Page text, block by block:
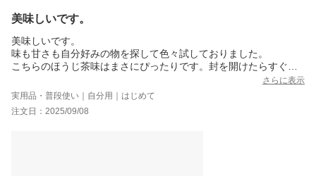
美味しいです。
美味しいです。
味も甘さも自分好みの物を探して色々試しておりました。
こちらのほうじ茶味はまさにぴったりです。封を開けたらすぐほ
うじ茶の香りがします。リピート確定ですが、機会があれば他の
も味見してみたいです。
さらに表示
実用品・普段使い｜自分用｜はじめて
注文日：2025/09/08